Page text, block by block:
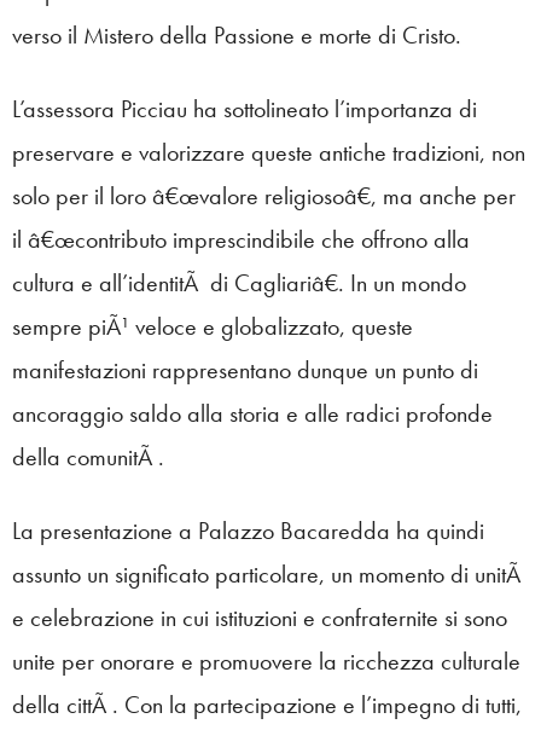
verso il Mistero della Passione e morte di Cristo.
L’assessora Picciau ha sottolineato l’importanza di
preservare e valorizzare queste antiche tradizioni, non
solo per il loro â€œvalore religiosoâ€, ma anche per
il â€œcontributo imprescindibile che offrono alla
cultura e all’identitÃ di Cagliariâ€. In un mondo
sempre piÃ¹ veloce e globalizzato, queste
manifestazioni rappresentano dunque un punto di
ancoraggio saldo alla storia e alle radici profonde
della comunitÃ .
La presentazione a Palazzo Bacaredda ha quindi
assunto un significato particolare, un momento di unitÃ
e celebrazione in cui istituzioni e confraternite si sono
unite per onorare e promuovere la ricchezza culturale
della cittÃ . Con la partecipazione e l’impegno di tutti,